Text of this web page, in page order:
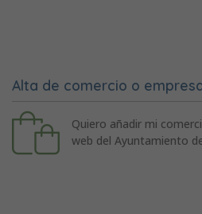
Alta de comercio o
Quiero añadir mi
web del Ayuntamiento